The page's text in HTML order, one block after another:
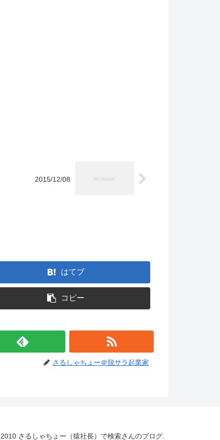
2015/12/08
はてブ
コピー
さるしゃちょー＠脱サラ起業家
さるしゃちょー（猿社長）で検索さんのブログ.